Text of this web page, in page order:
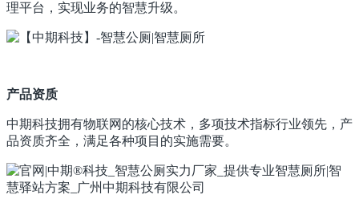
理平台，实现业务的智慧升级。
产品资质
中期科技拥有物联网的核心技术，多项技术指标行业领先，产
品资质齐全，满足各种项目的实施需要。